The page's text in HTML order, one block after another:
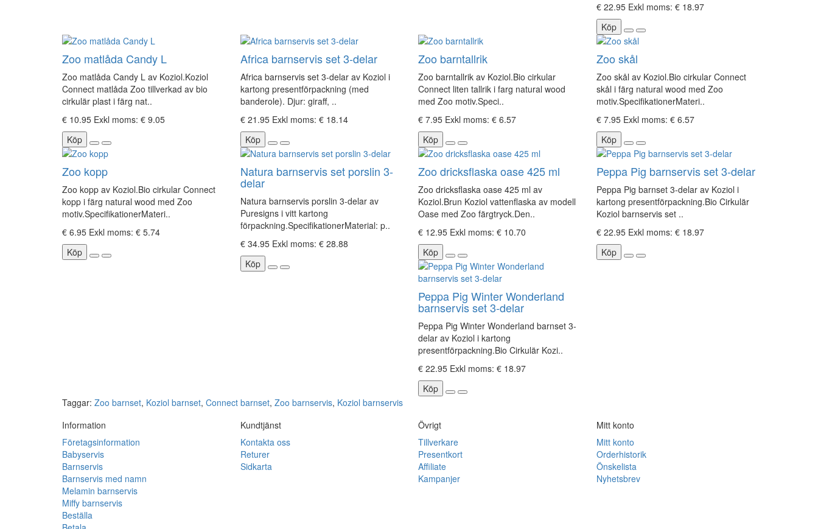
€ 22.95 Exkl moms: € 18.97
Köp
Zoo matlåda Candy L
Zoo matlåda Candy L av Koziol.Koziol
Connect matlåda Zoo tillverkad av bio
cirkulär plast i färg nat..
€ 10.95 Exkl moms: € 9.05
Köp
Africa barnservis set 3-delar
Africa barnservis set 3-delar av Koziol i
kartong presentförpackning (med
banderole). Djur: giraff, ..
€ 21.95 Exkl moms: € 18.14
Köp
Zoo barntallrik
Zoo barntallrik av Koziol.Bio cirkular
Connect liten tallrik i farg natural wood
med Zoo motiv.Speci..
€ 7.95 Exkl moms: € 6.57
Köp
Zoo skål
Zoo skål av Koziol.Bio cirkular Connect
skål i färg natural wood med Zoo
motiv.SpecifikationerMateri..
€ 7.95 Exkl moms: € 6.57
Köp
Zoo kopp
Zoo kopp av Koziol.Bio cirkular Connect
kopp i färg natural wood med Zoo
motiv.SpecifikationerMateri..
€ 6.95 Exkl moms: € 5.74
Köp
Natura barnservis set porslin 3-
delar
Natura barnservis porslin 3-delar av
Puresigns i vitt kartong
förpackning.SpecifikationerMaterial: p..
€ 34.95 Exkl moms: € 28.88
Köp
Zoo dricksflaska oase 425 ml
Zoo dricksflaska oase 425 ml av
Koziol.Brun Koziol vattenflaska av modell
Oase med Zoo färgtryck.Den..
€ 12.95 Exkl moms: € 10.70
Köp
Peppa Pig barnservis set 3-delar
Peppa Pig barnset 3-delar av Koziol i
kartong presentförpackning.Bio Cirkulär
Koziol barnservis set ..
€ 22.95 Exkl moms: € 18.97
Köp
Peppa Pig Winter Wonderland
barnservis set 3-delar
Peppa Pig Winter Wonderland barnset 3-
delar av Koziol i kartong
presentförpackning.Bio Cirkulär Kozi..
€ 22.95 Exkl moms: € 18.97
Köp
Taggar: Zoo barnset, Koziol barnset, Connect barnset, Zoo barnservis, Koziol barnservis
Information
Företagsinformation
Babyservis
Barnservis
Barnservis med namn
Melamin barnservis
Miffy barnservis
Beställa
Kundtjänst
Kontakta oss
Returer
Sidkarta
Övrigt
Tillverkare
Presentkort
Affiliate
Kampanjer
Mitt konto
Mitt konto
Orderhistorik
Önskelista
Nyhetsbrev